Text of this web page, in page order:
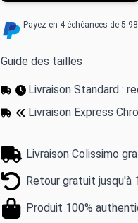
Payez en 4 échéances de
Guide des tailles
Livraison Standard :
Livraison Express
Livraison Colissimo
Retour gratuit jusqu'à
Produit 100%